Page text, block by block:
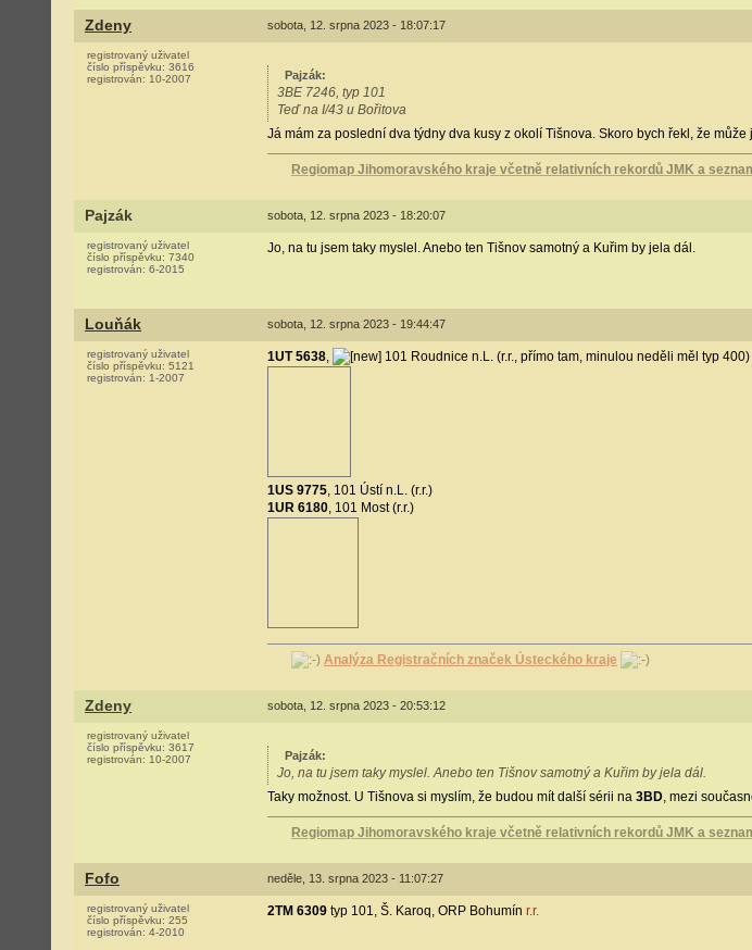
Zdeny sobota, 12. srpna 2023 - 18:07:17
registrovaný uživatel
číslo příspěvku: 3616
registrován: 10-2007 Pajzák:
3BE 7246, typ 101
Teď na I/43 u Bořitova
Já mám za poslední dva týdny dva kusy z okolí Tišnova. Skoro bych řekl, že
Regiomap Jihomoravského kraje včetně relativních rekordů JMK a
Pajzák sobota, 12. srpna 2023 - 18:20:07
registrovaný uživatel
číslo příspěvku: 7340
registrován: 6-2015
Jo, na tu jsem taky myslel. Anebo ten Tišnov samotný a Kuřim by jela dál.
Louňák sobota, 12. srpna 2023 - 19:44:47
registrovaný uživatel
číslo příspěvku: 5121
registrován: 1-2007
1UT 5638, 101 Roudnice n.L. (r.r., přímo tam, minulou neděli měl typ 400)
1US 9775, 101 Ústí n.L. (r.r.)
1UR 6180, 101 Most (r.r.)
Analýza Registračních značek Ústeckého kraje
Zdeny sobota, 12. srpna 2023 - 20:53:12
registrovaný uživatel
číslo příspěvku: 3617
registrován: 10-2007 Pajzák:
Jo, na tu jsem taky myslel. Anebo ten Tišnov samotný a Kuřim by jela dál.
Taky možnost. U Tišnova si myslím, že budou mít další sérii na 3BD, mezi
Regiomap Jihomoravského kraje včetně relativních rekordů JMK a
Fofo neděle, 13. srpna 2023 - 11:07:27
registrovaný uživatel
číslo příspěvku: 255
registrován: 4-2010
2TM 6309 typ 101, Š. Karoq, ORP Bohumín r.r.